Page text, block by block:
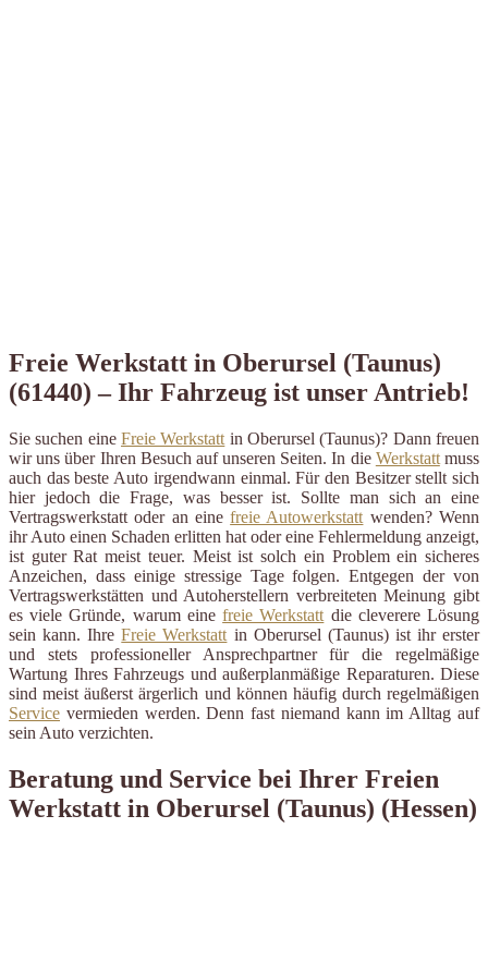
Freie Werkstatt in Oberursel (Taunus)
(61440) – Ihr Fahrzeug ist unser Antrieb!
Sie suchen eine Freie Werkstatt in Oberursel (Taunus)? Dann freuen
wir uns über Ihren Besuch auf unseren Seiten. In die Werkstattmuss
auch das beste Auto irgendwann einmal. Für den Besitzer stellt sich
hier jedoch die Frage, was besser ist. Sollte man sich an eine
Vertragswerkstatt oder an einefreie Autowerkstatt wenden? Wenn
ihr Auto einen Schaden erlitten hat oder eine Fehlermeldung anzeigt,
ist guter Rat meist teuer. Meist ist solch ein Problem ein sicheres
Anzeichen, dass einige stressige Tage folgen. Entgegen der von
Vertragswerkstätten und Autoherstellern verbreiteten Meinung gibt
es viele Gründe, warum einefreie Werkstatt die cleverere Lösung
sein kann. IhreFreie Werkstatt in Oberursel (Taunus) ist ihr erster
und stets professioneller Ansprechpartner für die regelmäßige
Wartung Ihres Fahrzeugs und außerplanmäßige Reparaturen. Diese
sind meist äußerst ärgerlich und können häufig durch regelmäßigen
Service vermieden werden. Denn fast niemand kann im Alltag auf
sein Auto verzichten.
Beratung und Service bei Ihrer Freien
Werkstatt in Oberursel (Taunus) (Hessen)